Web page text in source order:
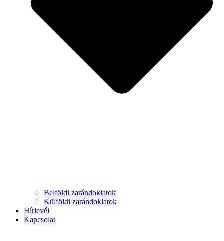
Belföldi zarándoklatok
Külföldi zarándoklatok
Hírlevél
Kapcsolat